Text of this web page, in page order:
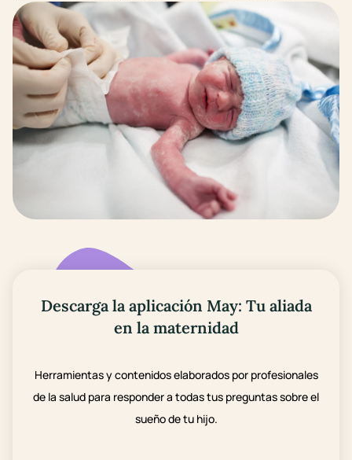
Descarga la aplicación May: Tu aliada
en la maternidad
Herramientas y contenidos elaborados por profesionales
de la salud para responder a todas tus preguntas sobre el
sueño de tu hijo.